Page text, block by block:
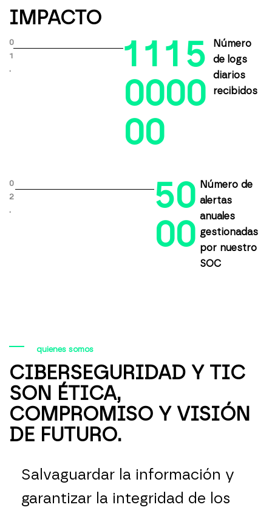
IMPACTO
0
1
.
1 1 1 5
0000
00
Número
de logs
diarios
recibidos
0
2
.
50
00
Número de
alertas
anuales
gestionadas
por nuestro
SOC
quienes somos
CIBERSEGURIDAD Y TIC
SON ÉTICA,
COMPROMISO Y VISIÓN
DE FUTURO.
Salvaguardar la información y
garantizar la integridad de los